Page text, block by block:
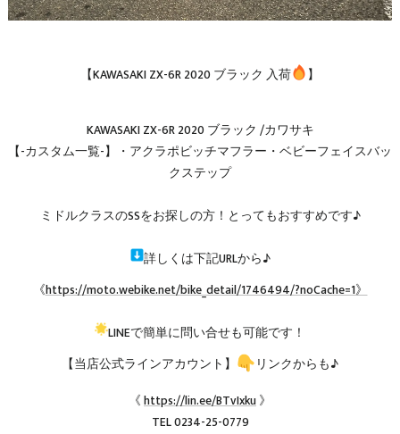
【KAWASAKI ZX-6R 2020 ブラック 入荷 】
KAWASAKI ZX-6R 2020 ブラック /カワサキ
【-カスタム一覧-】・アクラポビッチマフラー・ベビーフェイスバッ
クステップ
ミドルクラスのSSをお探しの方！とってもおすすめです♪
詳しくは下記URLから♪
《https://moto.webike.net/bike_detail/1746494/?noCache=1》
LINEで簡単に問い合せも可能です！
【当店公式ラインアカウント】
リンクからも♪
《https://lin.ee/BTvIxku》
TEL 0234-25-0779